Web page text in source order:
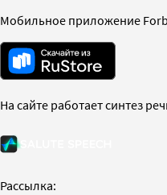
Мобильное приложение
На сайте работает синтез
Рассылка: